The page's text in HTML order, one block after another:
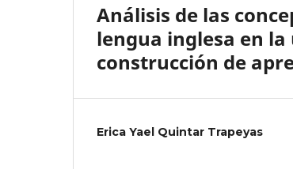
Análisis de las
lengua inglesa en
construcción de
Erica Yael Quintar Trapeyas